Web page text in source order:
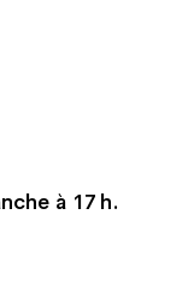
à 17 h.